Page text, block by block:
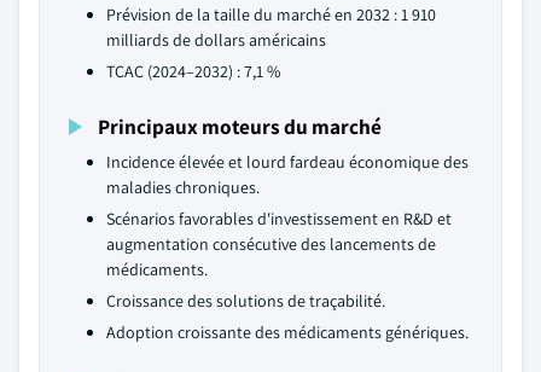
Prévision de la taille du marché en 2032 : 1 910
milliards de dollars américains
TCAC (2024–2032) : 7,1 %
Principaux moteurs du marché
Incidence élevée et lourd fardeau économique des
maladies chroniques.
Scénarios favorables d'investissement en R&D et
augmentation consécutive des lancements de
médicaments.
Croissance des solutions de traçabilité.
Adoption croissante des médicaments génériques.